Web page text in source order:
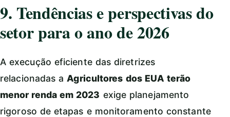
9. Tendências e perspectivas do
setor para o ano de 2026
A execução eficiente das diretrizes
relacionadas a Agricultores dos EUA terão
menor renda em 2023 exige planejamento
rigoroso de etapas e monitoramento constante